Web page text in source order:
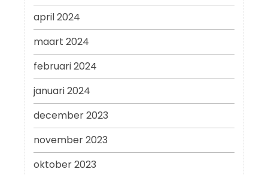
april 2024
maart 2024
februari 2024
januari 2024
december 2023
november 2023
oktober 2023